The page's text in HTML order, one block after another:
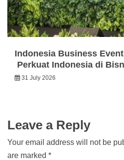
Indonesia Business
Perkuat Indonesia di
31 July 2026
Leave a Reply
Your email address will not be
are marked *